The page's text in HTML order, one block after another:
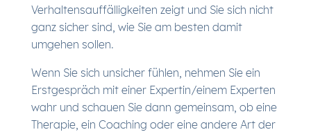
Verhaltensauffälligkeiten zeigt und Sie sich nicht
ganz sicher sind, wie Sie am besten damit
umgehen sollen.
Wenn Sie sich unsicher fühlen, nehmen Sie ein
Erstgespräch mit einer Expertin/einem Experten
wahr und schauen Sie dann gemeinsam, ob eine
Therapie, ein Coaching oder eine andere Art der